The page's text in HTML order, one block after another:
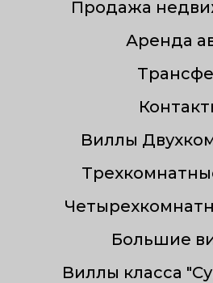
Продажа
Аренда
Виллы
Большие
Виллы класса